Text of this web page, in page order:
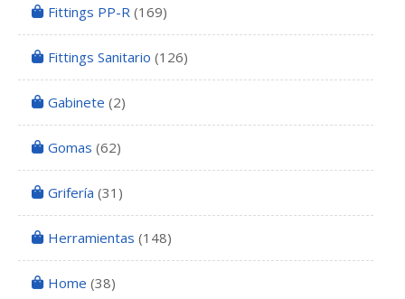
Fittings PP-R (169)
Fittings Sanitario (126)
Gabinete (2)
Gomas (62)
Grifería (31)
Herramientas (148)
Home (38)